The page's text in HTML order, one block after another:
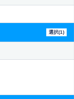
選択(1)